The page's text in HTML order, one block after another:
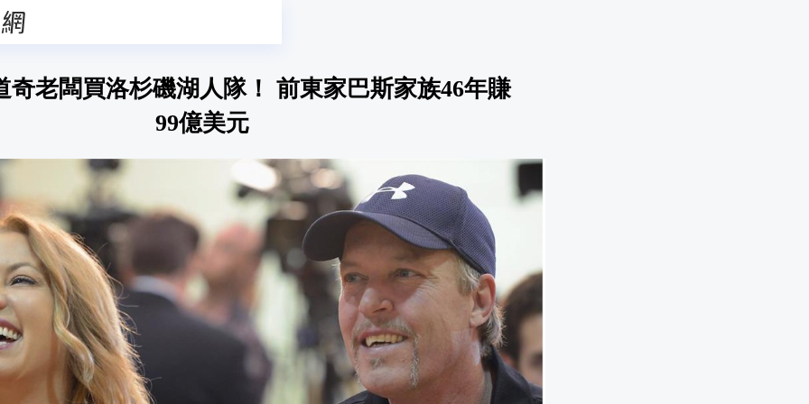
奇老闆買洛杉磯湖人隊！ 前東家巴斯家族46年賺
99億美元